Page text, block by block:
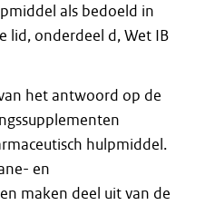
als bedoeld in
lid, onderdeel d, Wet IB
het antwoord op de
hulpmiddel.
en
maken deel uit van de